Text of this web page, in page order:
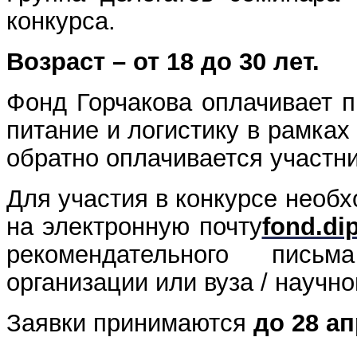
конкурса.
Возраст – от 18 до 30 лет.
Фонд Горчакова оплачивает
питание и логистику в
обратно оплачивается
Для участия в конкурсе
на электронную почту
рекомендательного
организации или вуза /
Заявки принимаются до 28